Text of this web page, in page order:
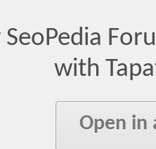
with
Open in